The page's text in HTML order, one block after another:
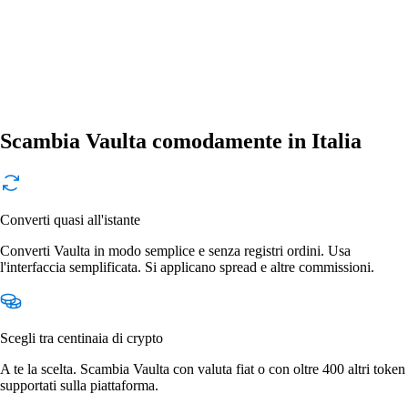
Scambia Vaulta comodamente in Italia
Converti quasi all'istante
Converti Vaulta in modo semplice e senza registri ordini. Usa
l'interfaccia semplificata. Si applicano spread e altre commissioni.
Scegli tra centinaia di crypto
A te la scelta. Scambia Vaulta con valuta fiat o con oltre 400 altri token
supportati sulla piattaforma.